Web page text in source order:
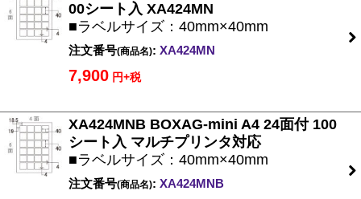
00シート入 XA424MN
■ラベルサイズ：40mm×40mm
注文番号(商品名): XA424MN
7,900 円+税
XA424MNB BOXAG-mini A4 24面付 100
シート入 マルチプリンタ対応
■ラベルサイズ：40mm×40mm
注文番号(商品名): XA424MNB